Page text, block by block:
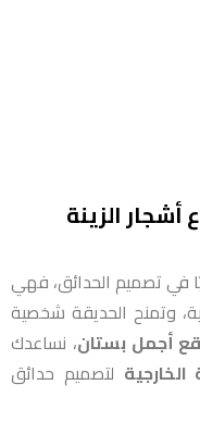
الزينة
في تصميم الحدائق، فهي
وتمنح الحديقة شخصية
أجمل بستان، نساعدك
لتصميم حدائق